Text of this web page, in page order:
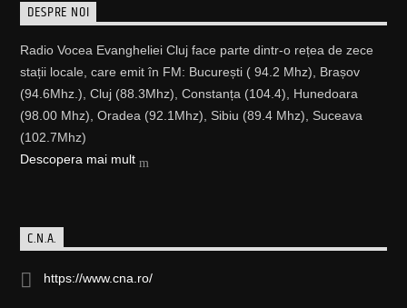
DESPRE NOI
Radio Vocea Evangheliei Cluj face parte dintr-o rețea de zece
stații locale, care emit în FM: București ( 94.2 Mhz), Brașov
(94.6Mhz.), Cluj (88.3Mhz), Constanța (104.4), Hunedoara
(98.00 Mhz), Oradea (92.1Mhz), Sibiu (89.4 Mhz), Suceava
(102.7Mhz)
Descopera mai mult
C.N.A.
https://www.cna.ro/